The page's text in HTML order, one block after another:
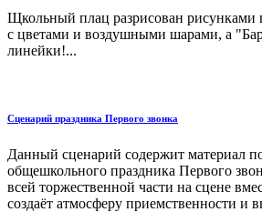
Щкольный плац разрисован рисунками
с цветами и воздушными шарами, а
линейки!...
Сценарий праздника Первого звонка
Данный сценарий содержит материал
общешкольного праздника Первого
всей торжественной части на сцене
создаёт атмосферу приемственности и